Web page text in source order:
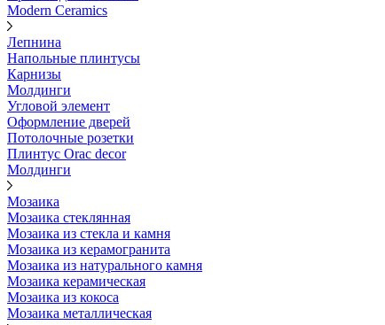
Modern Ceramics
Лепнина
Напольные плинтусы
Карнизы
Молдинги
Угловой элемент
Оформление дверей
Потолочные розетки
Плинтус Orac decor
Молдинги
Мозаика
Мозаика стеклянная
Мозаика из стекла и камня
Мозаика из керамогранита
Мозаика из натурального камня
Мозаика керамическая
Мозаика из кокоса
Мозаика металлическая